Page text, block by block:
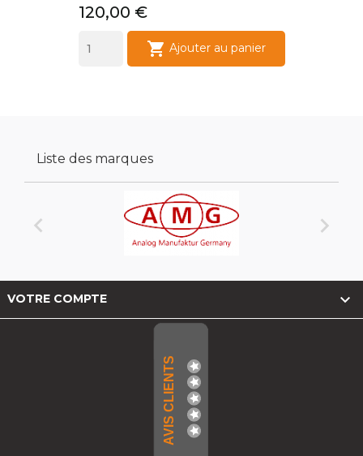
Prix
120,00 €
 Ajouter au panier
Liste des marques
 
VOTRE COMPTE 
AVIS CLIENTS